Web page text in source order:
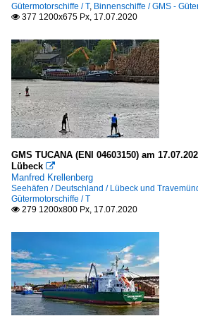
Gütermotorschiffe / T, Binnenschiffe / GMS -
 377 1200x675 Px, 17.07.2020
GMS TUCANA (ENI 04603150) am
Lübeck 
Manfred Krellenberg
Seehäfen / Deutschland / Lübeck und
Gütermotorschiffe / T
 279 1200x800 Px, 17.07.2020